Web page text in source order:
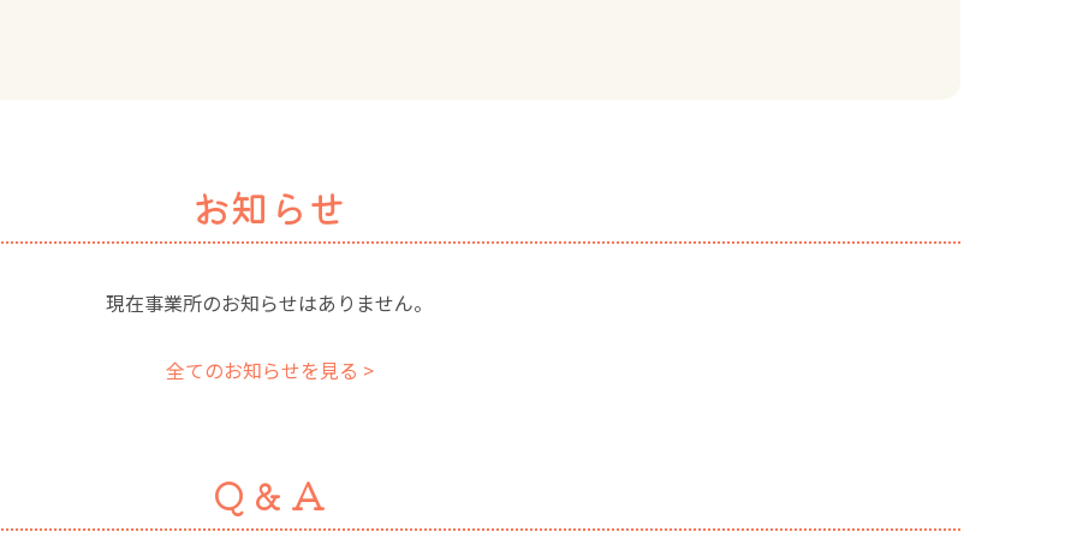
お知らせ
現在事業所のお知らせはありません。
全てのお知らせを見る >
Q & A